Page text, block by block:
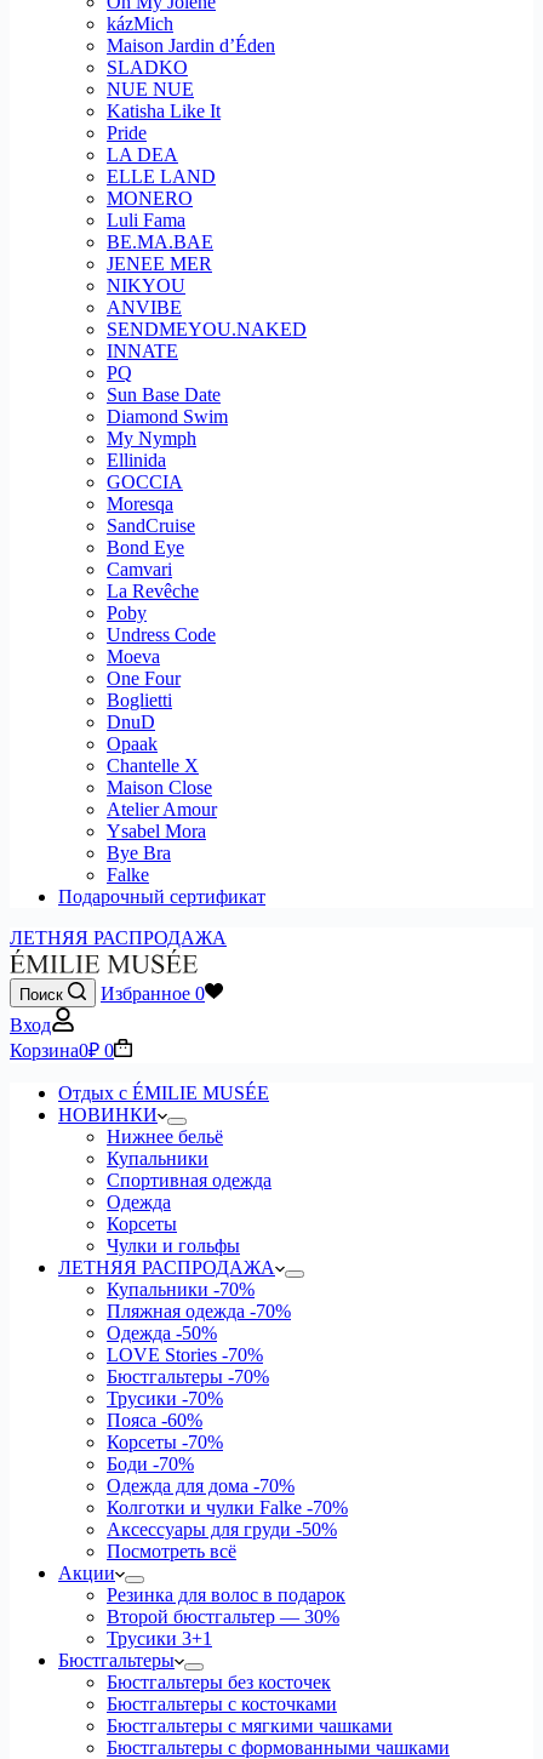
kázMich
Maison Jardin d’Éden
SLADKO
NUE NUE
Katisha Like It
Pride
LA DEA
ELLE LAND
MONERO
Luli Fama
BE.MA.BAE
JENEE MER
NIKYOU
ANVIBE
SENDMEYOU.NAKED
INNATE
PQ
Sun Base Date
Diamond Swim
My Nymph
Ellinida
GOCCIA
Moresqa
SandCruise
Bond Eye
Camvari
La Revêche
Poby
Undress Code
Moeva
One Four
Boglietti
DnuD
Opaak
Chantelle X
Maison Close
Atelier Amour
Ysabel Mora
Bye Bra
Falke
Подарочный сертификат
ЛЕТНЯЯ РАСПРОДАЖА
Поиск Избранное 0
Вход
Корзина0₽ 0
Отдых с ÉMILIE MUSÉE
НОВИНКИ
Нижнее бельё
Купальники
Спортивная одежда
Одежда
Корсеты
Чулки и гольфы
ЛЕТНЯЯ РАСПРОДАЖА
Купальники -70%
Пляжная одежда -70%
Одежда -50%
LOVE Stories -70%
Бюстгальтеры -70%
Трусики -70%
Пояса -60%
Корсеты -70%
Боди -70%
Одежда для дома -70%
Колготки и чулки Falke -70%
Аксессуары для груди -50%
Посмотреть всё
Акции
Резинка для волос в подарок
Второй бюстгальтер — 30%
Трусики 3+1
Бюстгальтеры
Бюстгальтеры без косточек
Бюстгальтеры с косточками
Бюстгальтеры с мягкими чашками
Бюстгальтеры с формованными чашками